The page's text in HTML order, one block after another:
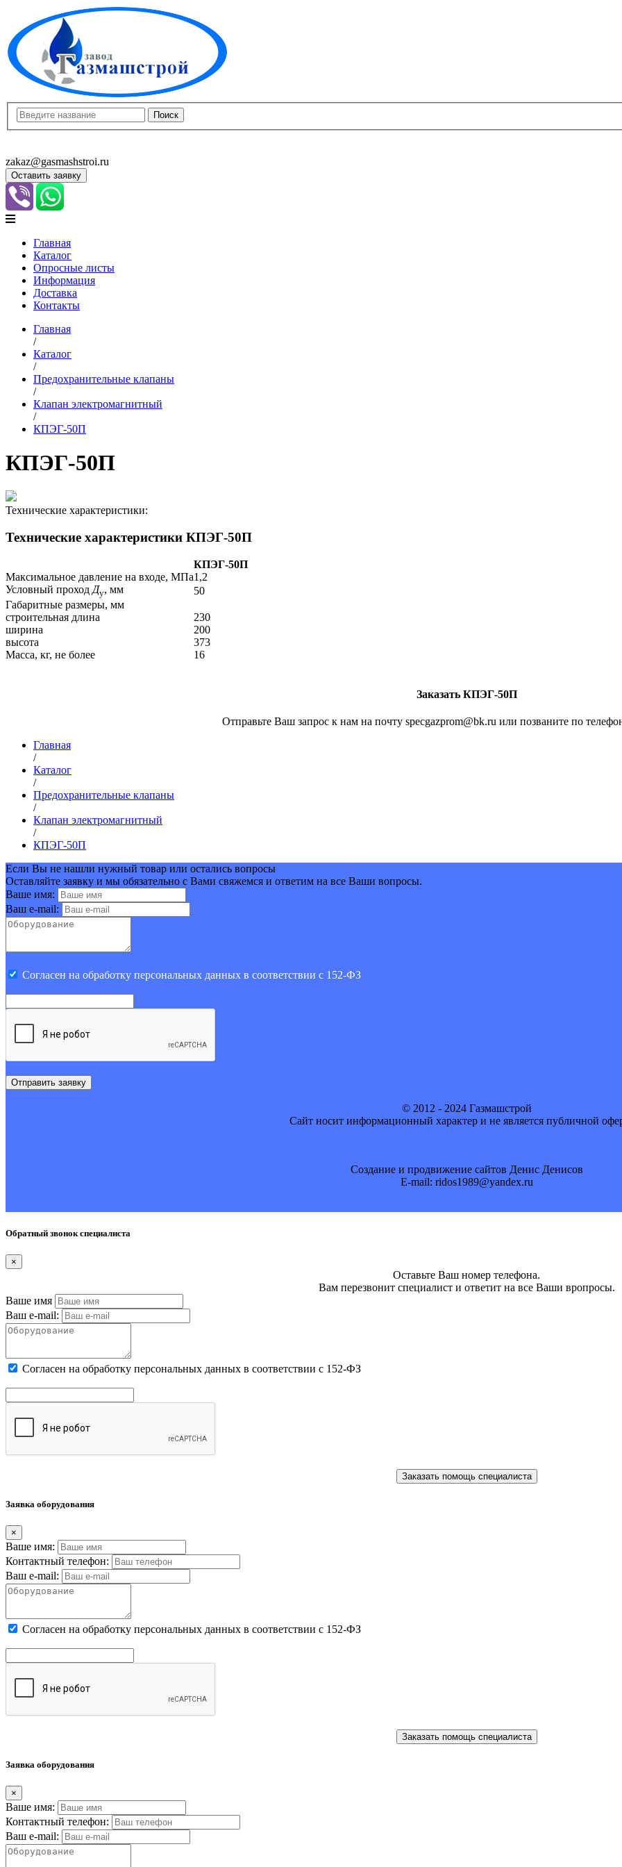
zakaz@gasmashstroi.ru
Оставить заявку
Главная
Каталог
Опросные листы
Информация
Доставка
Контакты
Главная
/
Каталог
/
Предохранительные клапаны
/
Клапан электромагнитный
/
КПЭГ-50П
КПЭГ-50П
Технические характеристики:
Технические характеристики КПЭГ-50П
КПЭГ-50П
Максимальное давление на входе, МПа1,2
Условный проход Ду, мм
50
Габаритные размеры, мм
строительная длина
230
ширина
200
высота
373
Масса, кг, не более
16
Заказать КПЭГ-50П
Отправьте Ваш запрос к нам на почту specgazprom@bk.ru или позваните по
Главная
/
Каталог
/
Предохранительные клапаны
/
Клапан электромагнитный
/
КПЭГ-50П
Если Вы не нашли нужный товар или остались вопросы
Оставляйте заявку и мы обязательно с Вами свяжемся и ответим на все Ваши вопросы.
Ваше имя:
Ваш e-mail:
Cогласен на обработку персональных данных в соответствии с 152-ФЗ
Отправить заявку
© 2012 - 2024 Газмашстрой
Cайт носит информационный характер и не является публичной
Создание и продвижение сайтов Денис Денисов
E-mail: ridos1989@yandex.ru
Обратный звонок специалиста
×
Оставьте Ваш номер телефона.
Вам перезвонит специалист и ответит на все Ваши вропросы.
Ваше имя
Ваш e-mail:
Cогласен на обработку персональных данных в соответствии с 152-ФЗ
Заказать помощь специалиста
Заявка оборудования
×
Ваше имя:
Контактный телефон:
Ваш e-mail:
Cогласен на обработку персональных данных в соответствии с 152-ФЗ
Заказать помощь специалиста
Заявка оборудования
×
Ваше имя:
Контактный телефон:
Ваш e-mail: